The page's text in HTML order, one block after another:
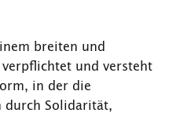
breiten und
und versteht
in der die
durch Solidarität,